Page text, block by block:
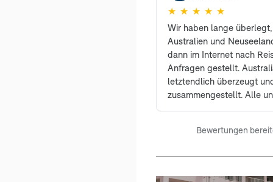
★ ★ ★ ★ ★
Wir haben lange
Australien und
dann im Internet nach
Anfragen gestellt.
letztendlich überzeugt
zusammengestellt. Alle
war ein Traum und bleibt
weiterempfehlen. Bei
Bewertungen